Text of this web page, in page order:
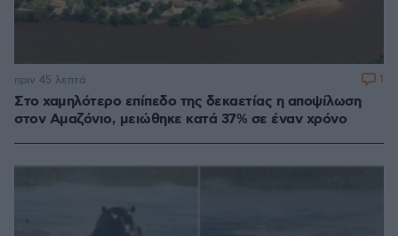
Στο χαμηλότερο επίπεδο της δεκαετίας η αποψίλωση
στον Αμαζόνιο, μειώθηκε κατά 37% σε έναν χρόνο
πριν 45 λεπτά 1